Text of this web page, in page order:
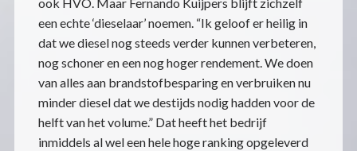
ook HVO. Maar Fernando Kuijpers blijft zichzelf
een echte ‘dieselaar’ noemen. “Ik geloof er heilig in
dat we diesel nog steeds verder kunnen verbeteren,
nog schoner en een nog hoger rendement. We doen
van alles aan brandstofbesparing en verbruiken nu
minder diesel dat we destijds nodig hadden voor de
helft van het volume.” Dat heeft het bedrijf
inmiddels al wel een hele hoge ranking opgeleverd